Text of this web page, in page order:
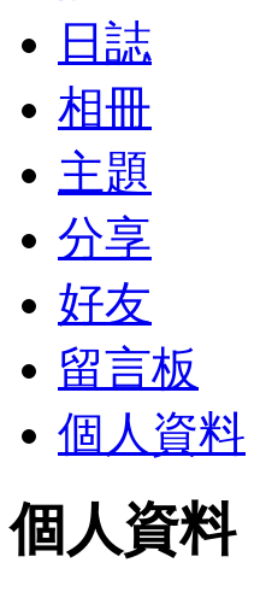
日誌
相冊
主題
分享
好友
留言板
個人資料
個人資料